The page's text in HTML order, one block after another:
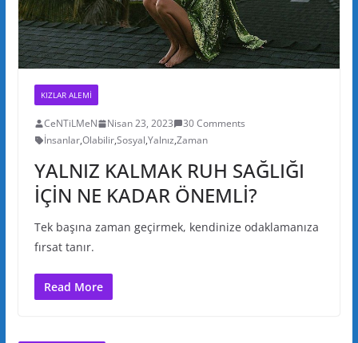
KIZLAR ALEMI
CeNTiLMeN Nisan 23, 2023
30 Comments
İnsanlar,Olabilir,Sosyal,Yalnız,Zaman
YALNIZ KALMAK RUH SAĞLIĞI
İÇİN NE KADAR ÖNEMLİ?
Tek başına zaman geçirmek, kendinize odaklamanıza
fırsat tanır.
Read More